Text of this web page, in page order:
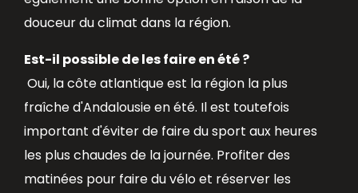
douceur du climat dans la région.
Est-il possible de les faire en été ?
Oui, la côte atlantique est la région la plus
fraîche d'Andalousie en été. Il est toutefois
important d'éviter de faire du sport aux heures
les plus chaudes de la journée. Profiter des
matinées pour faire du vélo et réserver les